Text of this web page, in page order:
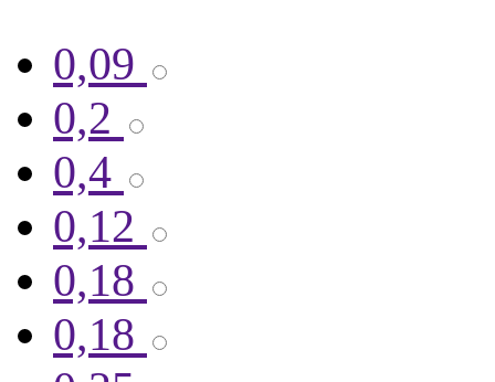
0,09
0,2
0,4
0,12
0,18
0,18